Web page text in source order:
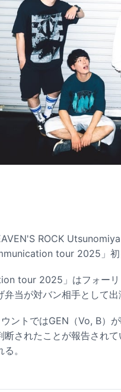
ROCK
tour 2025」初
tour 2025」はフォーリ
当が対バン相手として出
ントではGEN（Vo, B）
断されたことが報告され
。